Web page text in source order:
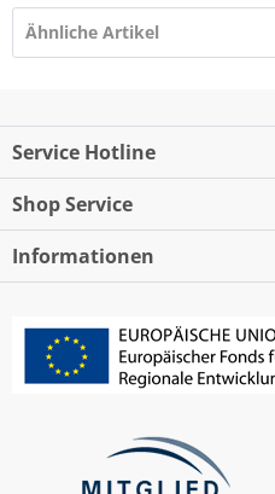
Ähnliche Artikel
Service Hotline
Shop Service
Informationen